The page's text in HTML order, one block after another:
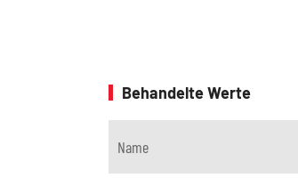
Behandelte Werte
Name